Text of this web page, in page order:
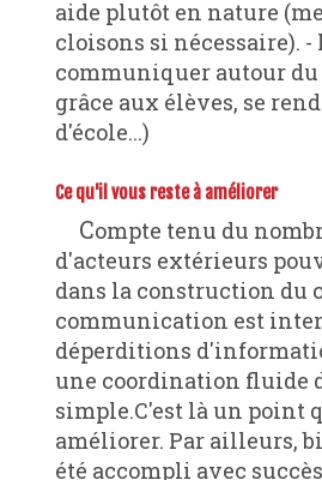
aide plutôt en nature
cloisons si nécessaire). -
communiquer autour
grâce aux élèves, se
d'école...)
Ce qu'il vous reste à améliorer
Compte tenu du nombre important
d'acteurs extérieurs
dans la construction du
communication est
déperditions
une coordination fluide
simple.C'est là un point
améliorer. Par ailleurs,
été accompli avec